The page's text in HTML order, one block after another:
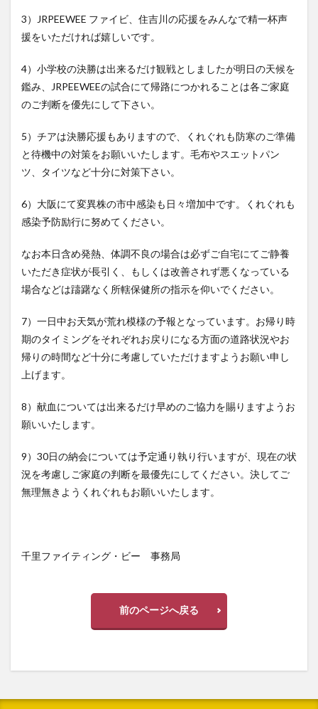
3）JRPEEWEE ファイビ、住吉川の応援をみんなで精一杯声
援をいただければ嬉しいです。
4）小学校の決勝は出来るだけ観戦としましたが明日の天候を
鑑み、JRPEEWEEの試合にて帰路につかれることは各ご家庭
のご判断を優先にして下さい。
5）チアは決勝応援もありますので、くれぐれも防寒のご準備
と待機中の対策をお願いいたします。毛布やスエットパン
ツ、タイツなど十分に対策下さい。
6）大阪にて変異株の市中感染も日々増加中です。くれぐれも
感染予防励行に努めてください。
なお本日含め発熱、体調不良の場合は必ずご自宅にてご静養
いただき症状が長引く、もしくは改善されず悪くなっている
場合などは躊躇なく所轄保健所の指示を仰いでください。
7）一日中お天気が荒れ模様の予報となっています。お帰り時
期のタイミングをそれぞれお戻りになる方面の道路状況やお
帰りの時間など十分に考慮していただけますようお願い申し
上げます。
8）献血については出来るだけ早めのご協力を賜りますようお
願いいたします。
9）30日の納会については予定通り執り行いますが、現在の状
況を考慮しご家庭の判断を最優先にしてください。決してご
無理無きようくれぐれもお願いいたします。
千里ファイティング・ビー 事務局
前のページへ戻る